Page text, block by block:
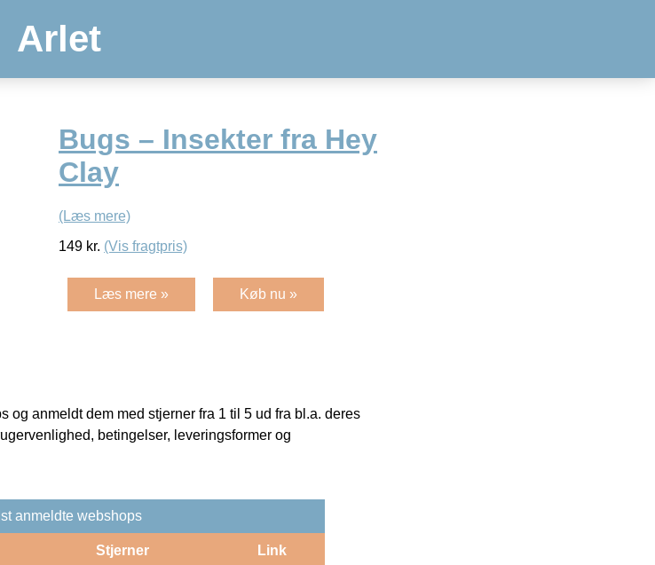
Arlet
Bugs – Insekter fra Hey
Clay
(Læs mere)
149 kr. (Vis fragtpris)
Læs mere » Køb nu »
anmeldt dem med stjerner fra 1 til 5 ud fra bl.a. deres
betingelser, leveringsformer og
anmeldte webshops
Stjerner Link